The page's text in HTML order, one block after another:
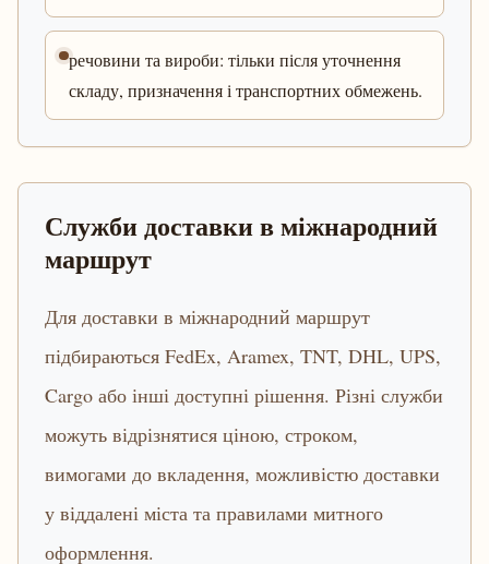
речовини та вироби: тільки після уточнення
складу, призначення і транспортних обмежень.
Служби доставки в міжнародний
маршрут
Для доставки в міжнародний маршрут
підбираються FedEx, Aramex, TNT, DHL, UPS,
Cargo або інші доступні рішення. Різні служби
можуть відрізнятися ціною, строком,
вимогами до вкладення, можливістю доставки
у віддалені міста та правилами митного
оформлення.